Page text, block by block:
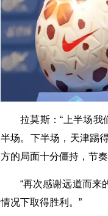
拉莫斯：“上半场
半场。下半场，天津踢
方的局面十分僵持，节
“再次感谢远道而来
情况下取得胜利。”